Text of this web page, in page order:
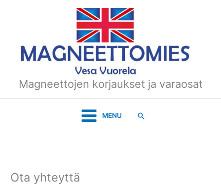
Magneettojen korjaukset ja varaosat
MENU Hae
Ota yhteyttä